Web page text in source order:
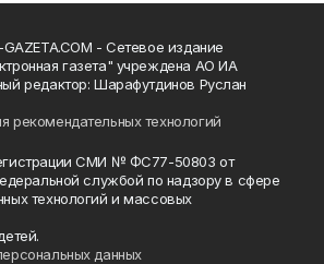
- Сетевое издание
газета" учреждена АО ИА
редактор: Шарафутдинов Руслан
рекомендательных технологий
СМИ № ФС77-50803 от
службой по надзору в сфере
технологий и массовых
данных